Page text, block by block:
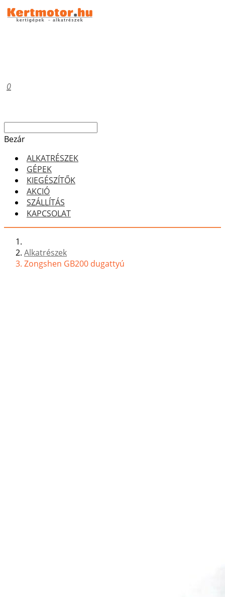
0
Bezár
ALKATRÉSZEK
GÉPEK
KIEGÉSZÍTŐK
AKCIÓ
SZÁLLÍTÁS
KAPCSOLAT
Alkatrészek
Zongshen GB200 dugattyú